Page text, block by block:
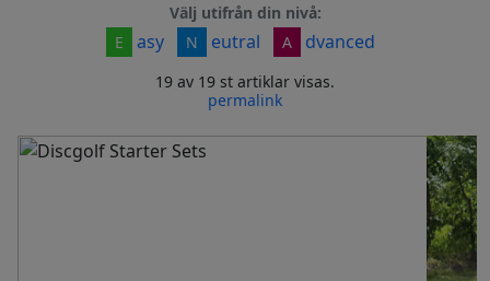
Välj utifrån din nivå:
E
asy N eutral A dvanced
19 av 19 st artiklar visas.
permalink